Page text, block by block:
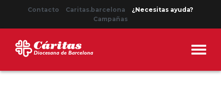
Contacto Caritas.barcelona
¿Necesitas ayuda?
Campañas